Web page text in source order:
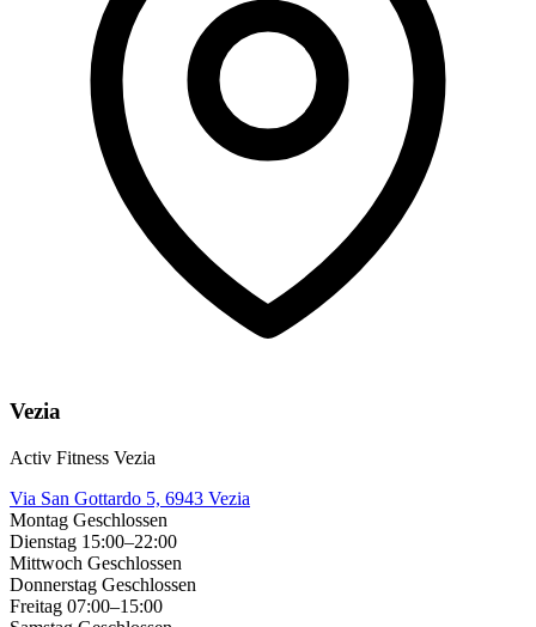
Vezia
Activ Fitness Vezia
Via San Gottardo 5, 6943 Vezia
Montag Geschlossen
Dienstag 15:00–22:00
Mittwoch Geschlossen
Donnerstag Geschlossen
Freitag 07:00–15:00